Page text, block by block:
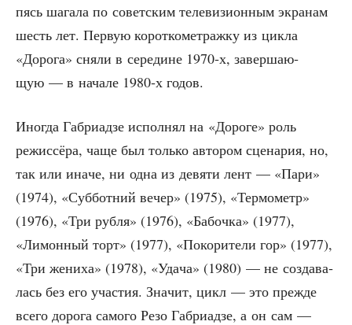
пясь шага­ла по совет­ским теле­ви­зи­он­ным экра­нам
шесть лет. Первую корот­ко­мет­раж­ку из цик­ла
«Доро­га» сня­ли в сере­дине 1970‑х, завер­ша­ю­
щую — в нача­ле 1980‑х годов.
Ино­гда Габ­ри­ад­зе испол­нял на «Доро­ге» роль
режис­сё­ра, чаще был толь­ко авто­ром сце­на­рия, но,
так или ина­че, ни одна из девя­ти лент — «Пари»
(1974), «Суб­бот­ний вечер» (1975), «Тер­мо­метр»
(1976), «Три руб­ля» (1976), «Бабоч­ка» (1977),
«Лимон­ный торт» (1977), «Поко­ри­те­ли гор» (1977),
«Три жени­ха» (1978), «Уда­ча» (1980) — не созда­ва­
лась без его уча­стия. Зна­чит, цикл — это преж­де
все­го доро­га само­го Резо Габ­ри­ад­зе, а он сам —